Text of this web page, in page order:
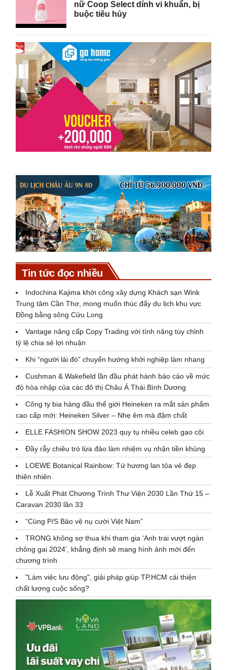
nữ Coop Select dính vi khuẩn, bị
buộc tiêu hủy
Tin tức đọc nhiều
Indochina Kajima khởi công xây dựng Khách sạn Wink
Trung tâm Cần Thơ, mong muốn thúc đẩy du lịch khu vực
Đồng bằng sông Cửu Long
Vantage nâng cấp Copy Trading với tính năng tùy chỉnh
tỷ lệ chia sẻ lợi nhuận
Khi “người lái đò” chuyển hướng khởi nghiệp làm nhang
Cushman & Wakefield lần đầu phát hành báo cáo về mức
độ hòa nhập của các đô thị Châu Á Thái Bình Dương
Công ty bia hàng đầu thế giới Heineken ra mắt sản phẩm
cao cấp mới: Heineken Silver – Nhẹ êm mà đậm chất
ELLE FASHION SHOW 2023 quy tụ nhiều celeb gạo cội
Đầy rẫy chiêu trò lừa đảo làm nhiệm vụ nhận tiền khủng
LOEWE Botanical Rainbow: Tứ hương lan tỏa vẻ đẹp
thiên nhiên
Lễ Xuất Phát Chương Trình Thư Viện 2030 Lần Thứ 15 –
Caravan 2030 lần 33
“Cùng P/S Bảo vệ nụ cười Việt Nam”
TRONG không sợ thua khi tham gia 'Anh trai vượt ngàn
chông gai 2024', khẳng định sẽ mang hình ảnh mới đến
chương trình
"Làm việc lưu động", giải pháp giúp TP.HCM cải thiện
chất lượng cuộc sống?